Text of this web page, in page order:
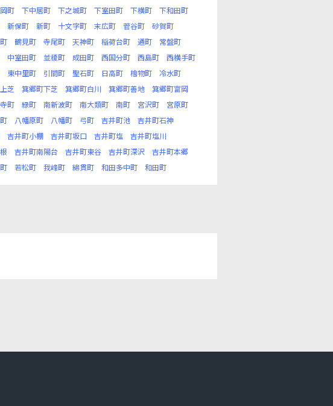
町 下中居町 下之城町 下室田町 下横町
下和田町
新保町 新町 十文字町 末広町 菅谷町
砂賀町
鶴見町 寺尾町 天神町 稲荷台町 通町
常盤町
中室田町 並榎町 成田町 西国分町 西島町
西横手町
東中里町 引間町 聖石町 日高町 檜物町
冷水町
芝 箕郷町下芝 箕郷町白川 箕郷町善地
箕郷町富岡
町 緑町 南新波町 南大類町 南町 宮沢町
宮原町
八幡原町 八幡町 弓町 吉井町池
吉井町石神
吉井町小棚 吉井町坂口 吉井町塩
吉井町塩川
吉井町南陽台 吉井町東谷 吉井町深沢
吉井町本郷
若松町 我峰町 綿貫町 和田多中町 和田町